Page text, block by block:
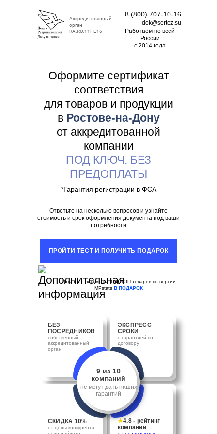
Аккредитованный
орган
RA.RU.11НЕ16
8 (800) 707-10-16
dok@sertez.su
Работаем по всей
Роcсии
с 2014 года
Оформите сертификат
соответствия
для товаров и продукции
в Ростове-на-Дону
от аккредитованной
компании
ПОД КЛЮЧ. БЕЗ
ПРЕДОПЛАТЫ
*Гарантия регистрации в ФСА
Ответьте на несколько вопросов и узнайте
стоимость и срок оформления документа под ваши
потребности
ПРОЙТИ ТЕСТ И ПОЛУЧИТЬ ПОДАРОК
Отказное письмо на150ТОП-товаров по версии
MPstats В ПОДАРОК
БЕЗ
ПОСРЕДНИКОВ
собственный
аккредитованный
орган
ЭКСПРЕСС
СРОКИ
с гарантией по
договору
9 из 10
компаний
не могут дать наших
гарантий
СКИДКА 10%
от цены конкурента,
★4.8 - рейтинг
компании